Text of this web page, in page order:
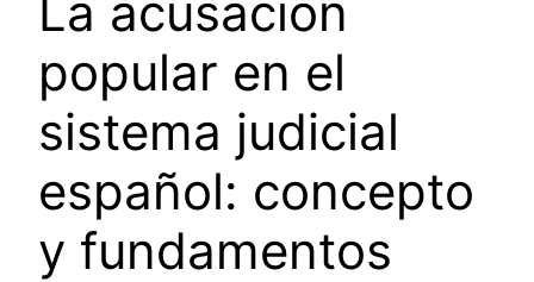
popular en el
sistema judicial
español: concepto
y fundamentos